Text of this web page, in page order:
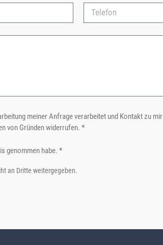
meiner Anfrage verarbeitet und Kontakt zu mir
von Gründen widerrufen. *
genommen habe. *
an Dritte weitergegeben.